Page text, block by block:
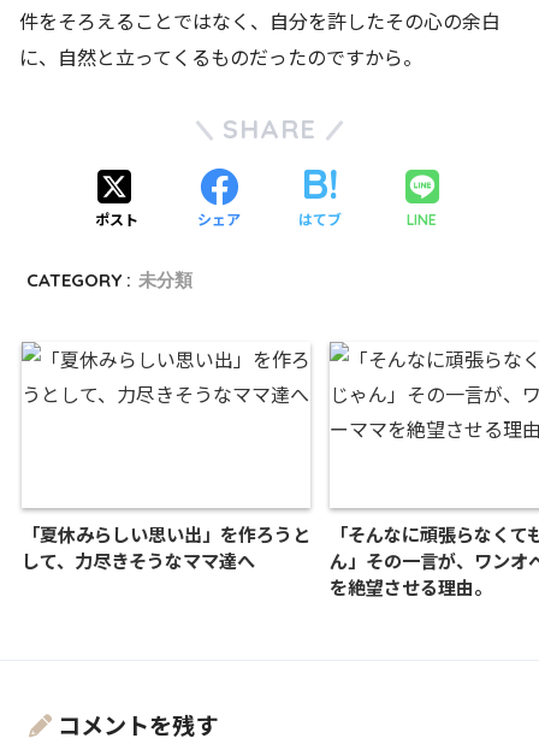
件をそろえることではなく、自分を許したその心の余白
に、自然と立ってくるものだったのですから。
SHARE
ポスト シェア はてブ LINE
CATEGORY : 未分類
「夏休みらしい思い出」を作ろうと
して、力尽きそうなママ達へ
「そんなに頑張らなくて
ん」その一言が、ワンオ
を絶望させる理由。
コメントを残す